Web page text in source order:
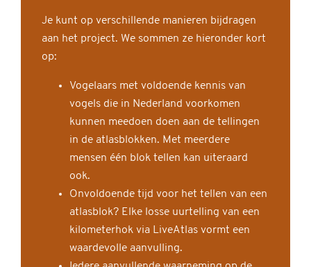
Je kunt op verschillende manieren bijdragen
aan het project. We sommen ze hieronder kort
op:
Vogelaars met voldoende kennis van
vogels die in Nederland voorkomen
kunnen meedoen doen aan de tellingen
in de atlasblokken. Met meerdere
mensen één blok tellen kan uiteraard
ook.
Onvoldoende tijd voor het tellen van een
atlasblok? Elke losse uurtelling van een
kilometerhok via LiveAtlas vormt een
waardevolle aanvulling.